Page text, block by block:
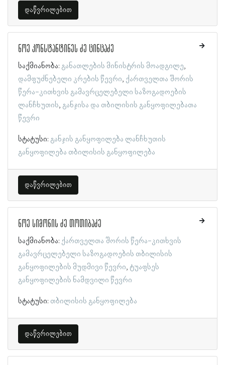
დაწვრილებით
ნოე კონსტანტინეს ძე ცინცაძე
საქმიანობა: განათლების მინისტრის მოადგილე
დამფუძნებელი კრების წევრი ქართველთა შორის
წერა-კითხვის გამავრცელებელი საზოგადოების
ლანჩხუთის განჯისა და თბილისის განყოფილებათა
წევრი
სტატუსი: განჯის განყოფილება ლანჩხუთის
განყოფილება თბილისის განყოფილება
დაწვრილებით
ნოე სიმონის ძე თოთიბაძე
საქმიანობა: ქართველთა შორის წერა-კითხვის
გამავრცელებელი საზოგადოების თბილისის
განყოფილების მუდმივი წევრი ტუაფსეს
განყოფილების ნამდვილი წევრი
სტატუსი: თბილისის განყოფილება
დაწვრილებით